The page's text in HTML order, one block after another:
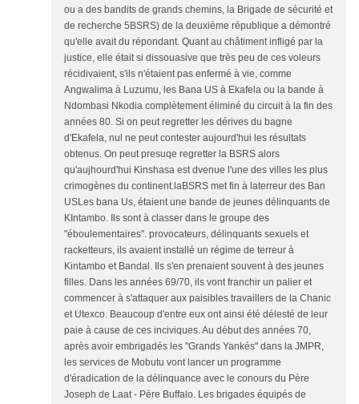
ou a des bandits de grands chemins, la Brigade de sécurité et
de recherche 5BSRS) de la deuxième république a démontré
qu'elle avait du répondant. Quant au châtiment infligé par la
justice, elle était si dissouasive que très peu de ces voleurs
récidivaient, s'ils n'étaient pas enfermé à vie, comme
Angwalima à Luzumu, les Bana US à Ekafela ou la bande à
Ndombasi Nkodia complètement éliminé du circuit à la fin des
années 80. Si on peut regretter les dérives du bagne
d'Ekafela, nul ne peut contester aujourd'hui les résultats
obtenus. On peut presuqe regretter la BSRS alors
qu'aujhourd'hui Kinshasa est dvenue l'une des villes les plus
crimogènes du continent.laBSRS met fin à laterreur des Ban
USLes bana Us, étaient une bande de jeunes délinquants de
KIntambo. Ils sont à classer dans le groupe des
"éboulementaires". provocateurs, délinquants sexuels et
racketteurs, ils avaient installé un régime de terreur à
Kintambo et Bandal. Ils s'en prenaient souvent à des jeunes
filles. Dans les années 69/70, ils vont franchir un palier et
commencer à s'attaquer aux paisibles travaillers de la Chanic
et Utexco. Beaucoup d'entre eux ont ainsi été délesté de leur
paie à cause de ces inciviques. Au début des années 70,
après avoir embrigadés les "Grands Yankés" dans la JMPR,
les services de Mobutu vont lancer un programme
d'éradication de la délinquance avec le conours du Père
Joseph de Laat - Père Buffalo. Les brigades équipés de